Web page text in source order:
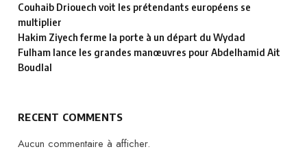
Couhaib Driouech voit les prétendants européens se
multiplier
Hakim Ziyech ferme la porte à un départ du Wydad
Fulham lance les grandes manœuvres pour Abdelhamid Ait
Boudlal
RECENT COMMENTS
Aucun commentaire à afficher.